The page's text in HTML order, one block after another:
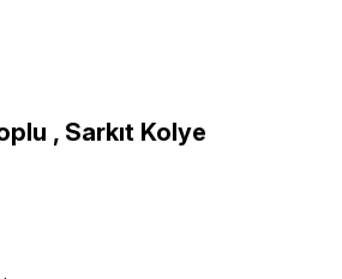
, Sarkıt Kolye